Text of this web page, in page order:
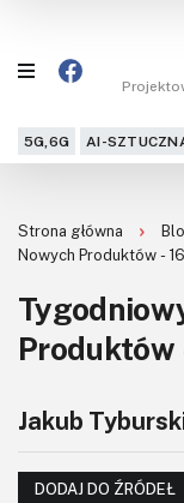
5G,6G AI-
Kursy
DIY+
Dla
Strona główna
Nowych Produktów -
Produktów
Jakub
DODAJ DO ŹRÓDEŁ